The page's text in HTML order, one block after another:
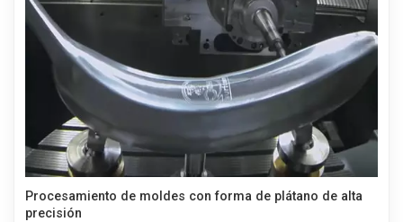
Procesamiento de moldes con forma de plátano de alta
precisión